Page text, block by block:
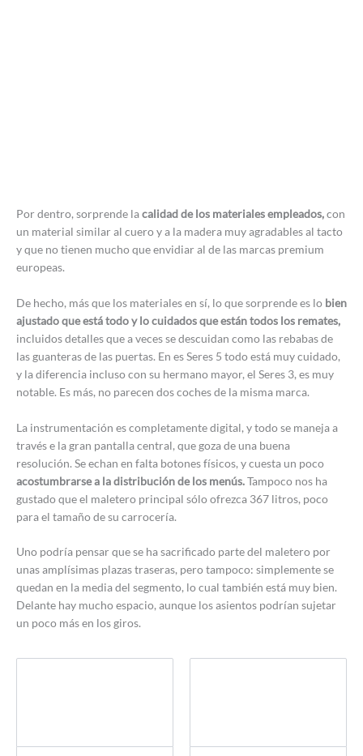
Por dentro, sorprende lacalidad de los materiales empleados,con
un material similar al cuero y a la madera muy agradables al tacto
y que no tienen mucho que envidiar al de las marcas premium
europeas.
De hecho, más que los materiales en sí, lo que sorprende es lo bien
ajustado que está todo y lo cuidados que están todos los remates,
incluidos detalles que a veces se descuidan como las rebabas de
las guanteras de las puertas. En es Seres 5 todo está muy cuidado,
y la diferencia incluso con su hermano mayor, el Seres 3, es muy
notable. Es más, no parecen dos coches de la misma marca.
La instrumentación es completamente digital, y todo se maneja a
través e la gran pantalla central, que goza de una buena
resolución. Se echan en falta botones físicos, y cuesta un poco
acostumbrarse a la distribución de los menús.Tampoco nos ha
gustado que el maletero principal sólo ofrezca 367 litros, poco
para el tamaño de su carrocería.
Uno podría pensar que se ha sacrificado parte del maletero por
unas amplísimas plazas traseras, pero tampoco: simplemente se
quedan en la media del segmento, lo cual también está muy bien.
Delante hay mucho espacio, aunque los asientos podrían sujetar
un poco más en los giros.